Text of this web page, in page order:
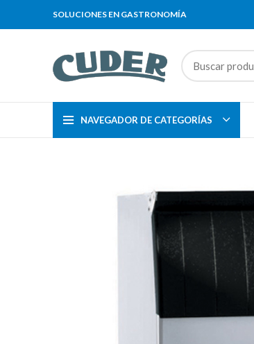
SOLUCIONES EN GASTRONOMÍA
NAVEGADOR DE CATEGORÍAS